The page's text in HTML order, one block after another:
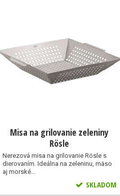
Misa na grilovanie zeleniny
Rösle
Nerezová misa na grilovanie Rösle s
dierovaním. Ideálna na zeleninu, mäso
aj morské...
SKLADOM